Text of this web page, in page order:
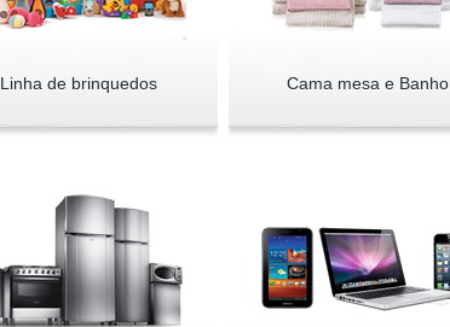
Linha de brinquedos Cama mesa e Banho